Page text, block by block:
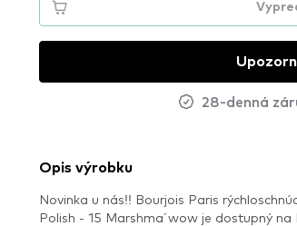
28-denná
Opis výrobku
Novinka u nás!! Bourjois Paris
Polish - 15 Marshma´wow je dostupný na